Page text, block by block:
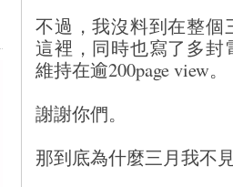
不過，我沒料到在整個
這裡，同時也寫了多封
維持在逾200page view。
謝謝你們。
那到底為什麼三月我不